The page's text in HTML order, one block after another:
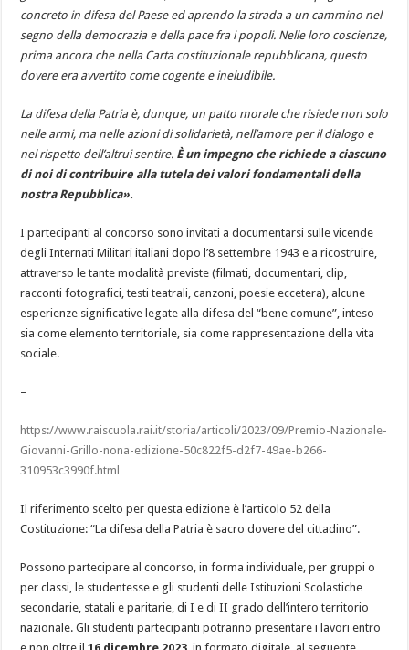
concreto in difesa del Paese ed aprendo la strada a un cammino nel
segno della democrazia e della pace fra i popoli. Nelle loro coscienze,
prima ancora che nella Carta costituzionale repubblicana, questo
dovere era avvertito come cogente e ineludibile.
La difesa della Patria è, dunque, un patto morale che risiede non solo
nelle armi, ma nelle azioni di solidarietà, nell’amore per il dialogo e
nel rispetto dell’altrui sentire. È un impegno che richiede a ciascuno
di noi di contribuire alla tutela dei valori fondamentali della
nostra Repubblica».
I partecipanti al concorso sono invitati a documentarsi sulle vicende
degli Internati Militari italiani dopo l’8 settembre 1943 e a ricostruire,
attraverso le tante modalità previste (filmati, documentari, clip,
racconti fotografici, testi teatrali, canzoni, poesie eccetera), alcune
esperienze significative legate alla difesa del “bene comune”, inteso
sia come elemento territoriale, sia come rappresentazione della vita
sociale.
–
https://www.raiscuola.rai.it/storia/articoli/2023/09/Premio-Nazionale-
Giovanni-Grillo-nona-edizione-50c822f5-d2f7-49ae-b266-
310953c3990f.html
Il riferimento scelto per questa edizione è l’articolo 52 della
Costituzione: “La difesa della Patria è sacro dovere del cittadino”.
Possono partecipare al concorso, in forma individuale, per gruppi o
per classi, le studentesse e gli studenti delle Istituzioni Scolastiche
secondarie, statali e paritarie, di I e di II grado dell’intero territorio
nazionale. Gli studenti partecipanti potranno presentare i lavori entro